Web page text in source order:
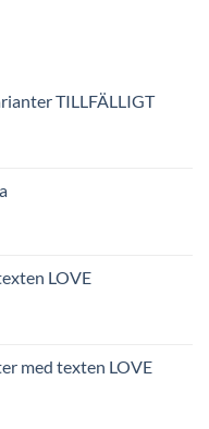
TILLFÄLLIGT
LOVE
med texten LOVE